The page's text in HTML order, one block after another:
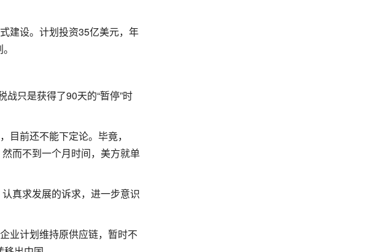
建设。计划投资35亿美元，年
只是获得了90天的“暂停”时
目前还不能下定论。毕竟，
而不到一个月时间，美方就单
真求发展的诉求，进一步意识
业计划维持原供应链，暂时不